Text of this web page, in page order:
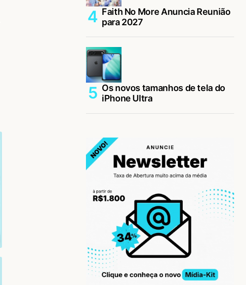
Faith No More Anuncia Reunião
para 2027
Os novos tamanhos de tela do
iPhone Ultra